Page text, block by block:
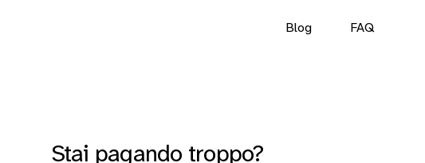
Blog FAQ
Stai pagando troppo?